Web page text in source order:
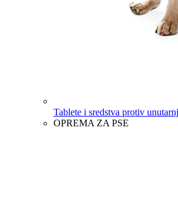
Tablete i sredstva protiv
OPREMA ZA PSE